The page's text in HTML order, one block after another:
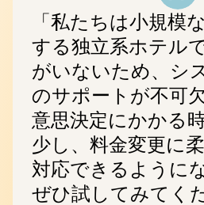
「私たちは小規模
する独立系ホテル
がいないため、シ
のサポートが不可
意思決定にかかる
少し、料金変更に
対応できるように
ぜひ試してみてく